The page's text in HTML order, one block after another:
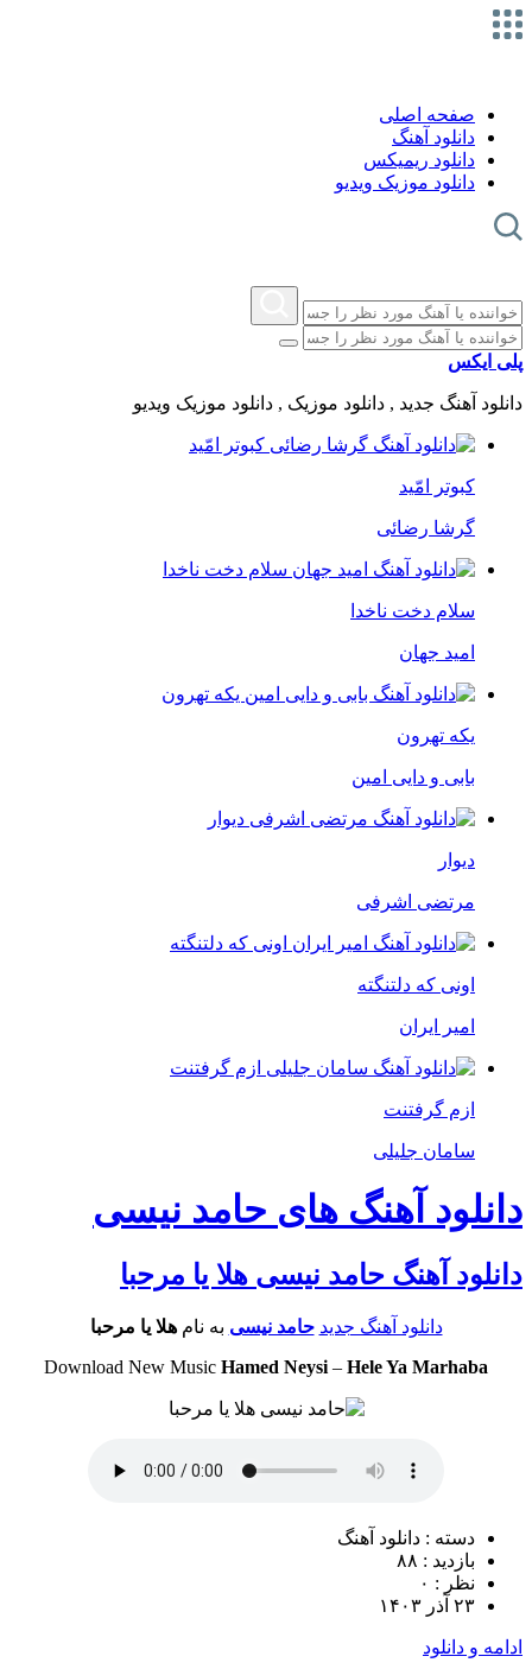
صفحه اصلی
دانلود آهنگ
دانلود ریمیکس
دانلود موزیک ویدیو
پلی ایکس
دانلود آهنگ جدید , دانلود موزیک , دانلود موزیک ویدیو
کبوتر امّید
گرشا رضائی
سلام دخت ناخدا
امید جهان
یکه تهرون
بابی و دایی امین
دیوار
مرتضی اشرفی
اونی که دلتنگته
امیر ایران
ازم گرفتنت
سامان جلیلی
دانلود آهنگ های حامد نیسی
دانلود آهنگ حامد نیسی هلا یا مرحبا
دانلود آهنگ جدید حامد نیسی به نامهلا یا مرحبا
Download New Music Hamed Neysi – Hele Ya Marhaba
دسته : دانلود آهنگ
بازدید : ۸۸
نظر : ۰
۲۳ آذر ۱۴۰۳
ادامه و دانلود